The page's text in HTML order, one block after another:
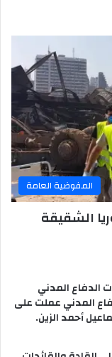
المفوضية العامة
الشقيقة
الدفاع المدني
المدني عملت على
أحمد الزين.